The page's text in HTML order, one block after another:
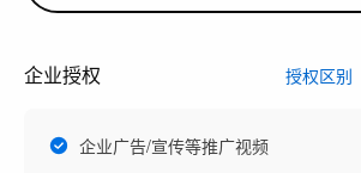
企业授权 授权区别
企业广告/宣传等推广视频